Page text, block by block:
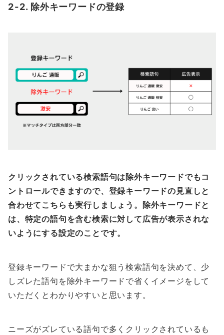
2-2. 除外キーワードの登録
クリックされている検索語句は除外キーワードでもコ
ントロールできますので、登録キーワードの見直しと
合わせてこちらも実行しましょう。除外キーワードと
は、特定の語句を含む検索に対して広告が表示されな
いようにする設定のことです。
登録キーワードで大まかな狙う検索語句を決めて、少
しズレた語句を除外キーワードで省くイメージをして
いただくとわかりやすいと思います。
ニーズがズレている語句で多くクリックされているも